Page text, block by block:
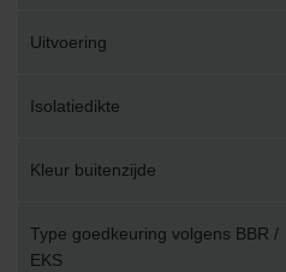
Uitvoering
Isolatiedikte
Kleur buitenzijde
Type goedkeuring volgens BBR /
EKS